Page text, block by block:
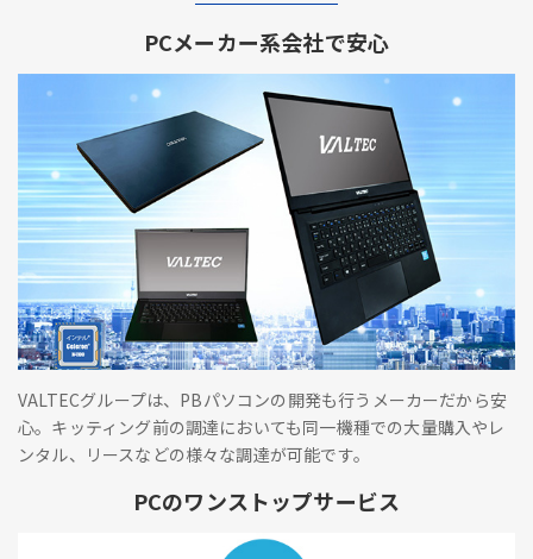
PCメーカー系会社で安心
VALTECグループは、PBパソコンの開発も行うメーカーだから安
心。キッティング前の調達においても同一機種での大量購入やレ
ンタル、リースなどの様々な調達が可能です。
PCのワンストップサービス